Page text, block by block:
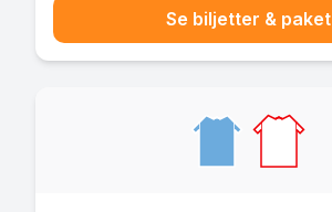
Se biljetter & paket